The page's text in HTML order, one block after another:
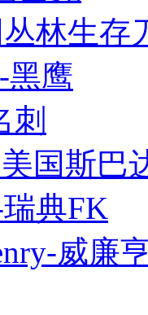
林生存
黑鹰
刺
国斯巴
典FK
威廉